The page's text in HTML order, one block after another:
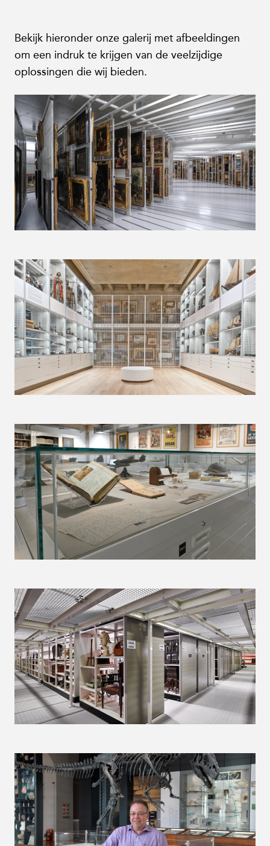
Bekijk hieronder onze galerij met afbeeldingen
om een indruk te krijgen van de veelzijdige
oplossingen die wij bieden.